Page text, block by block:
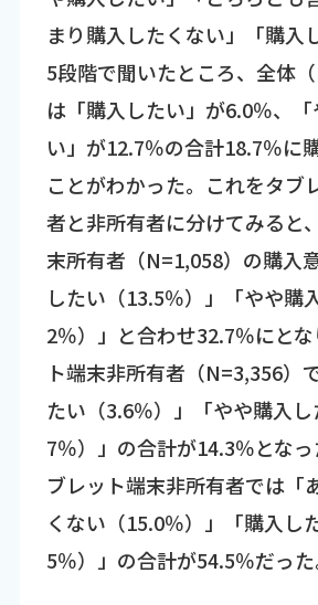
まり購入したくない」「購入
5段階で聞いたところ、全体
は「購入したい」が6.0％、
い」が12.7％の合計18.7％に
ことがわかった。これをタブ
者と非所有者に分けてみると
末所有者（N=1,058）の購入
したい（13.5％）」「やや購
2％）」と合わせ32.7％にと
ト端末非所有者（N=3,356）
たい（3.6％）」「やや購入
7％）」の合計が14.3％とな
ブレット端末非所有者では「
くない（15.0％）」「購入し
5％）」の合計が54.5％だった